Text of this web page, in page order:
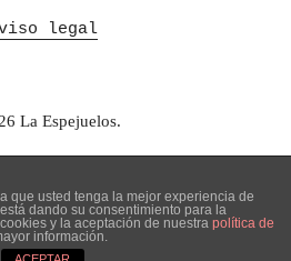
legal
La Espejuelos.
que usted tenga la mejor experiencia de
dando su consentimiento para la
y la aceptación de nuestra política de
información.